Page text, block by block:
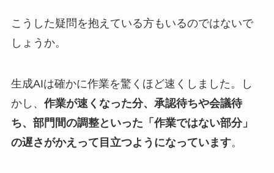
こうした疑問を抱えている方もいるのではないで
しょうか。
生成AIは確かに作業を驚くほど速くしました。し
かし、 作業が速くなった分、承認待ちや会議待
ち、部門間の調整といった「作業ではない部分」
の遅さがかえって目立つようになっています。